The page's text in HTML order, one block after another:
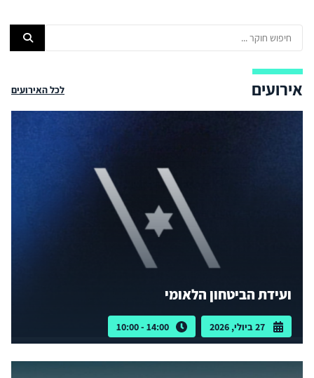
אירועים לכל האירועים
ועידת הביטחון הלאומי
27 ביולי, 2026 14:00 - 10:00